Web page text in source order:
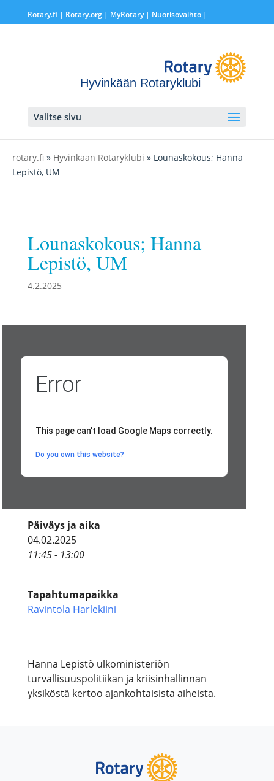
Rotary.fi | Rotary.org| MyRotary | Nuorisovaihto|
Hyvinkään Rotaryklubi
Valitse sivu
rotary.fi » Hyvinkään Rotaryklubi » Lounaskokous; Hanna
Lepistö, UM
Lounaskokous; Hanna
Lepistö, UM
4.2.2025
Error
This page can't load Google Maps correctly.
Do you own this website?
Päiväys ja aika
04.02.2025
11:45 - 13:00
Tapahtumapaikka
Ravintola Harlekiini
Hanna Lepistö ulkoministeriön
turvallisuuspolitiikan ja kriisinhallinnan
yksiköstä kertoo ajankohtaisista aiheista.